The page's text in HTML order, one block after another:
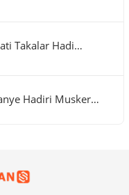
Takalar Hadi…
Hadiri Musker…